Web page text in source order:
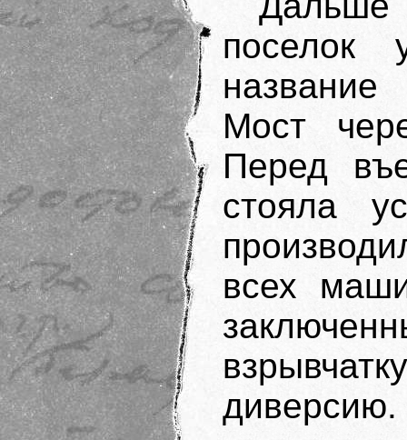
Мост
Перед
стояла
всех
диверсию.